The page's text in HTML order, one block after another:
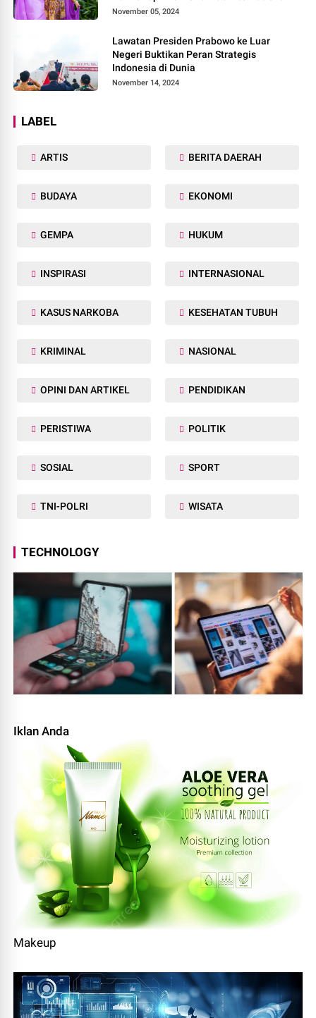
2024, di Pemilihan Mrs Worldwide 2024
November 05, 2024
Lawatan Presiden Prabowo ke Luar
Negeri Buktikan Peran Strategis
Indonesia di Dunia
November 14, 2024
LABEL
ARTIS BERITA DAERAH
BUDAYA EKONOMI
GEMPA HUKUM
INSPIRASI INTERNASIONAL
KASUS NARKOBA KESEHATAN TUBUH
KRIMINAL NASIONAL
OPINI DAN ARTIKEL PENDIDIKAN
PERISTIWA POLITIK
SOSIAL SPORT
TNI-POLRI WISATA
TECHNOLOGY
Iklan Anda
Makeup